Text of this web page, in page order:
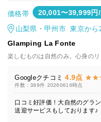
価格帯 20,001〜39,999円/
山梨県・甲州市 東京から
Glamping La Fonte
楽しむものは自然のみ。心身のリ
Googleクチコミ 4.9点
件数：389件 20260616時点
口コミ好評価！大自然のグラ
送迎サービスもしております♪